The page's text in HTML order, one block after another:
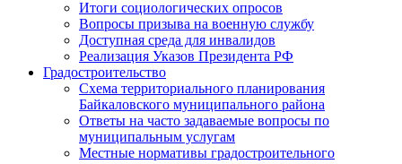
Итоги социологических опросов
Вопросы призыва на военную службу
Доступная среда для инвалидов
Реализация Указов Президента РФ
Градостроительство
Схема территориального планирования
Байкаловского муниципального района
Ответы на часто задаваемые вопросы по
муниципальным услугам
Местные нормативы градостроительного